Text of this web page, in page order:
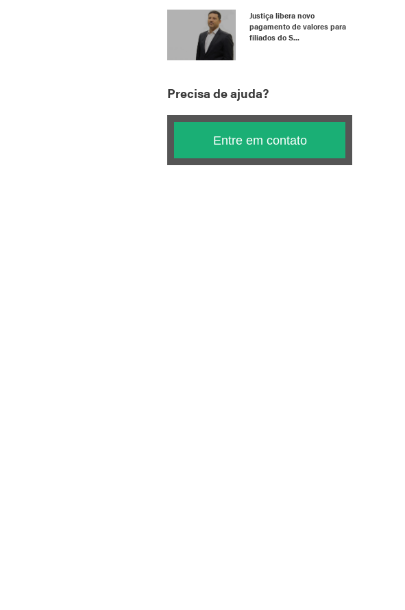
Justiça libera novo
pagamento de valores para
filiados do S...
Precisa de ajuda?
Entre em contato